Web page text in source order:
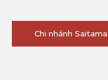
Chi nhánh Saitama